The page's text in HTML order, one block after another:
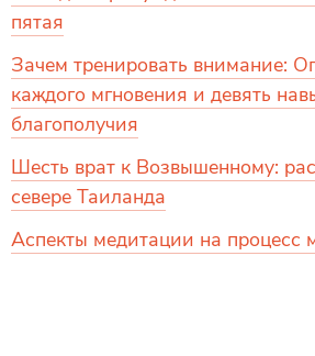
пятая
Зачем тренировать внимание:
каждого мгновения и девять
благополучия
Шесть врат к Возвышенному:
севере Таиланда
Аспекты медитации на процесс